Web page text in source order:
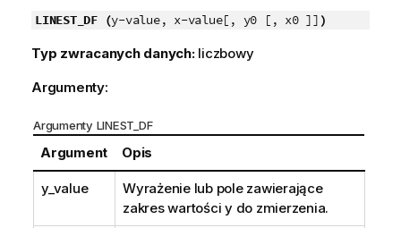
LINEST_DF (y-value, x-value[, y0 [, x0 ]] )
Typ zwracanych danych: liczbowy
Argumenty:
Argumenty LINEST_DF
Argument Opis
y_value
Wyrażenie lub pole zawierające
zakres wartości ydo zmierzenia.